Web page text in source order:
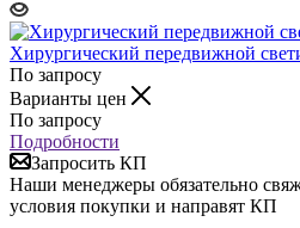
Хирургический передвижной
По запросу
Варианты цен
По запросу
Подробности
Запросить КП
Наши менеджеры обязательно
условия покупки и направят КП